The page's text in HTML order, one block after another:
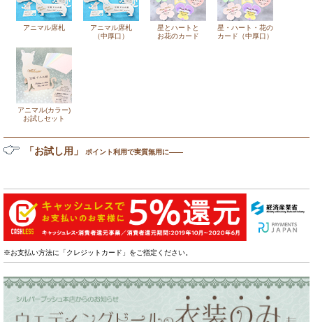
アニマル席札
アニマル席札
（中厚口）
星とハートと
お花のカード
星・ハート・花の
カード（中厚口）
アニマル(カラー)
お試しセット
「お試し用」 ポイント利用で実質無用に――
※お支払い方法に「クレジットカード」をご指定ください。